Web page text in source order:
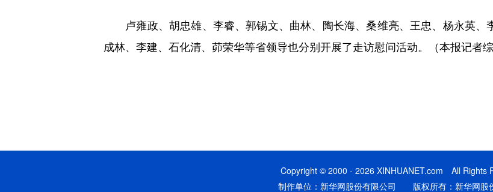
卢雍政、胡忠雄、李睿、郭锡文、曲林、陶长海、桑维亮、王忠、杨永英、
成林、李建、石化清、茆荣华等省领导也分别开展了走访慰问活动。（本报记者综
Copyright © 2000 - 2026 XINHUANET.com All Rights
制作单位：新华网股份有限公司 版权所有：新华网股